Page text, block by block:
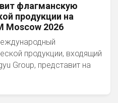
флагманскую
продукции на
Moscow 2026
продукции, входящий
Group, представит на